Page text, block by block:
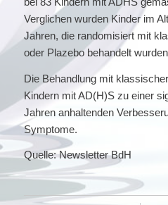
Verglichen wurden Kinder im
Jahren, die randomisiert mit
oder Plazebo behandelt
Die Behandlung mit
Kindern mit AD(H)S zu einer
Jahren anhaltenden
Symptome.
Quelle: Newsletter BdH